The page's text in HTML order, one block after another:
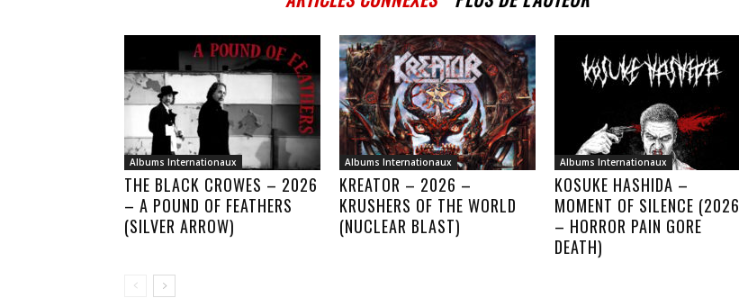
Albums Internationaux
THE BLACK CROWES – 2026
– A POUND OF FEATHERS
(SILVER ARROW)
Albums Internationaux
KREATOR – 2026 –
KRUSHERS OF THE WORLD
(NUCLEAR BLAST)
Albums Internationaux
KOSUKE HASHIDA –
MOMENT OF SILENCE (2026
– HORROR PAIN GORE
DEATH)